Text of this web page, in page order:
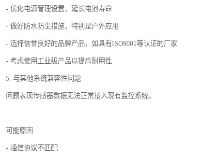
- 优化电源管理设置，延长电池寿命
- 做好防水防尘措施，特别是户外应用
- 选择信誉良好的品牌产品，如具有ISO9001等认证的厂家
- 考虑使用工业级产品以提高耐用性
5. 与其他系统兼容性问题
问题表现传感器数据无法正常接入现有监控系统。
可能原因
- 通信协议不匹配